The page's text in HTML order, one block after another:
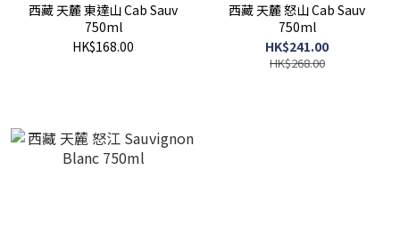
西藏 天麓 東達山 Cab Sauv
750ml
HK$168.00
西藏 天麓 怒山 Cab Sauv
750ml
HK$241.00
HK$268.00